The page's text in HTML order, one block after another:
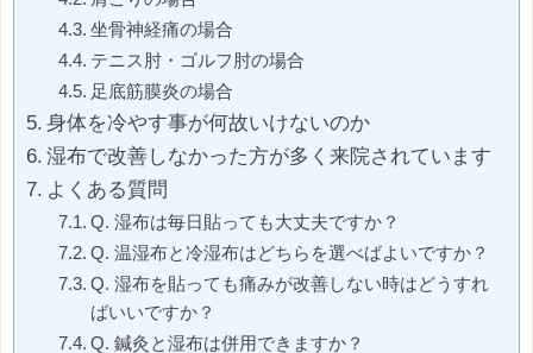
坐骨神経痛の場合
テニス肘・ゴルフ肘の場合
足底筋膜炎の場合
身体を冷やす事が何故いけないのか
湿布で改善しなかった方が多く来院されています
よくある質問
Q. 湿布は毎日貼っても大丈夫ですか？
Q. 温湿布と冷湿布はどちらを選べばよいですか？
Q. 湿布を貼っても痛みが改善しない時はどうすれ
ばいいですか？
Q. 鍼灸と湿布は併用できますか？